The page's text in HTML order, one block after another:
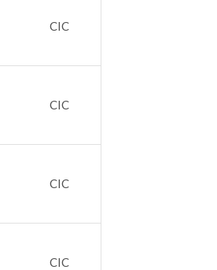
CIC
CIC
CIC
CIC